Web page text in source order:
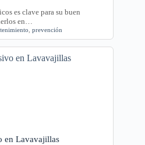
es clave para su buen
en…
prevención
en Lavavajillas